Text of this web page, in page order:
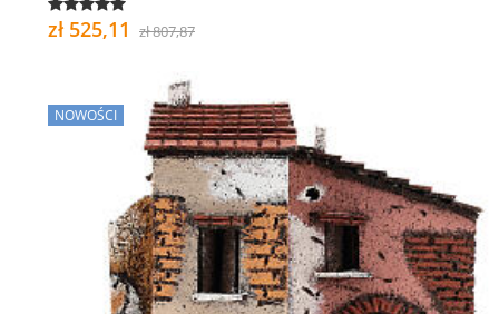
zł 525,11 zł 807,87
NOWOŚCI